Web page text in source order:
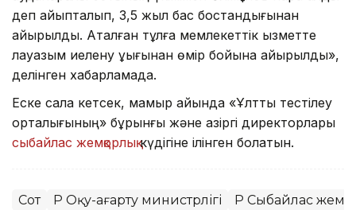
деп айыпталып, 3,5 жыл бас бостандығынан
айырылды. Аталған тұлға мемлекеттік қызметте
лауазым иелену құқығынан өмір бойына айырылды»,
делінген хабарламада.
Еске сала кетсек, мамыр айында «Ұлттық тестілеу
орталығының» бұрынғы және қазіргі директорлары
сыбайлас жемқорлықкүдігіне ілінген болатын.
Сот ҚР Оқу-ағарту министрлігі ҚР Сыбайлас